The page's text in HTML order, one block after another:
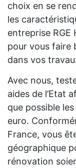
choix en se
les
entreprise RGE
pour vous faire
dans vos
Avec nous,
aides de l’Etat
que possible
euro.
France, vous
géographique
rénovation